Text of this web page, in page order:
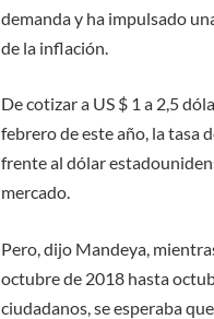
demanda y ha impulsado
de la inflación.
De cotizar a US $ 1 a 2,5
febrero de este año, la tasa
frente al dólar
mercado.
Pero, dijo Mandeya,
octubre de 2018 hasta
ciudadanos, se esperaba